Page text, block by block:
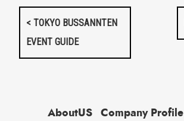
< TOKYO BUSSANNTEN
EVENT GUIDE
AboutUS Company Profile